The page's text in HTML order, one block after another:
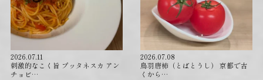
2026.07.11
刺激的なこく旨 プッタネスカ アン
チョビ…
2026.07.08
⁡鳥羽唐柿（とばとうし） 京都で古
くから…